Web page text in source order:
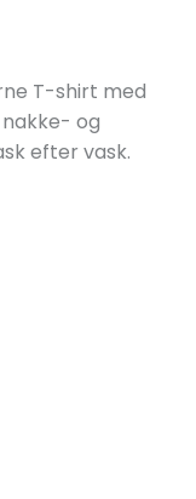
T-shirt med
og
efter vask.